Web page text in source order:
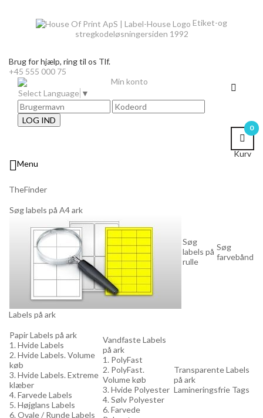
Etiket-og
stregkodeløsningersiden 1992
Brug for hjælp, ring til os Tlf.
+45 555 000 75
Select Language ▼
LOG IND
0
Kurv
Min konto
Menu
TheFinder
Søg labels på A4 ark
Søg
labels på
rulle
Søg
farvebånd
Labels på ark
Papir Labels på ark
1. Hvide Labels
2. Hvide Labels. Volume
køb
3. Hvide Labels. Extreme
klæber
4. Farvede Labels
5. Højglans Labels
6. Ovale / Runde Labels
Vandfaste Labels
på ark
1. PolyFast
2. PolyFast.
Volume køb
3. Hvide Polyester
4. Sølv Polyester
6. Farvede
Transparente Labels
på ark
Lamineringsfrie Tags